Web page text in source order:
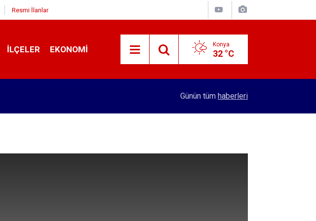
Resmi İlanlar
İLÇELER EKONOMI Konya
32 °C
Konya'da kiraz üreticisi krizde! İşte zararın
Günün tüm haberleri